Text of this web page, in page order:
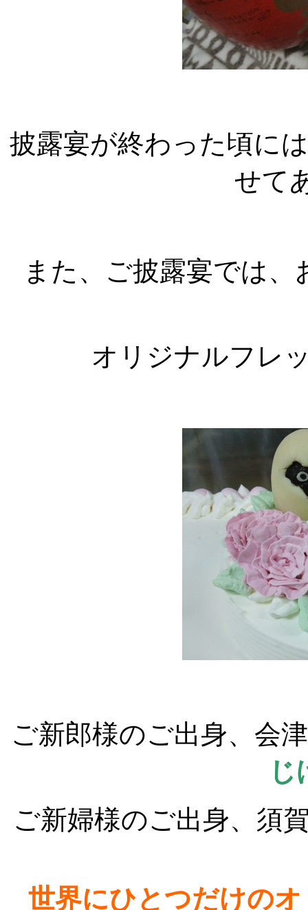
披露宴が終わった頃に
せて
また、ご披露宴では
オリジナルフレ
ご新郎様のご出身、会
じ
ご新婦様のご出身、須
世界にひとつだけの